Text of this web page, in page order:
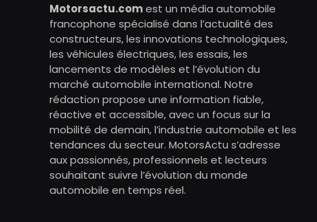
Motorsactu.comest un média automobile
francophone spécialisé dans l’actualité des
constructeurs, les innovations technologiques,
les véhicules électriques, les essais, les
lancements de modèles et l’évolution du
marché automobile international. Notre
rédaction propose une information fiable,
réactive et accessible, avec un focus sur la
mobilité de demain, l’industrie automobile et les
tendances du secteur. MotorsActu s’adresse
aux passionnés, professionnels et lecteurs
souhaitant suivre l’évolution du monde
automobile en temps réel.